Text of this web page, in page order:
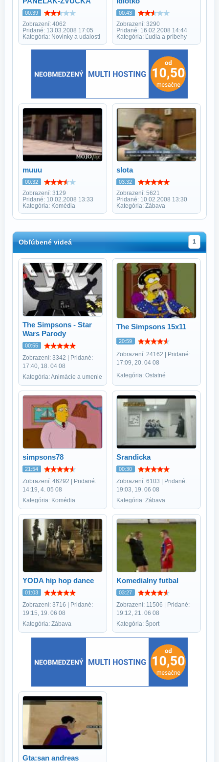
00:39
Zobrazení: 4062
Pridané: 13.03.2008 17:05
Kategória: Novinky a udalosti
00:43
Zobrazení: 3290
Pridané: 16.02.2008 14:44
Kategória: Ľudia a príbehy
muuu
00:32
Zobrazení: 3129
Pridané: 10.02.2008 13:33
Kategória: Komédia
slota
03:32
Zobrazení: 5621
Pridané: 10.02.2008 13:30
Kategória: Zábava
Obľúbené videá 1
The Simpsons - Star
Wars Parody
00:55
Zobrazení: 3342 | Pridané:
17:40, 18. 04 08
Kategória: Animácie a umenie
The Simpsons 15x11
20:59
Zobrazení: 24162 | Pridané:
17:09, 20. 04 08
Kategória: Ostatné
simpsons78
21:54
Zobrazení: 46292 | Pridané:
14:19, 4. 05 08
Kategória: Komédia
Srandicka
00:30
Zobrazení: 6103 | Pridané:
19:03, 19. 06 08
Kategória: Zábava
YODA hip hop dance
01:03
Zobrazení: 3716 | Pridané:
19:15, 19. 06 08
Kategória: Zábava
Komedialny futbal
03:27
Zobrazení: 11506 | Pridané:
19:12, 21. 06 08
Kategória: Šport
Gta:san andreas